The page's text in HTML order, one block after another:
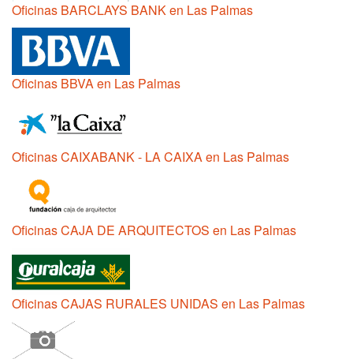
Oficinas BARCLAYS BANK en Las Palmas
Oficinas BBVA en Las Palmas
Oficinas CAIXABANK - LA CAIXA en Las Palmas
Oficinas CAJA DE ARQUITECTOS en Las Palmas
Oficinas CAJAS RURALES UNIDAS en Las Palmas